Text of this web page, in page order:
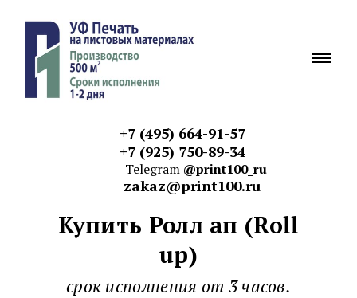
+7 (495) 664-91-57
+7 (925) 750-89-34
Telegram @print100_ru
zakaz@print100.ru
Купить Ролл ап (Roll
up)
срок исполнения от 3 часов.